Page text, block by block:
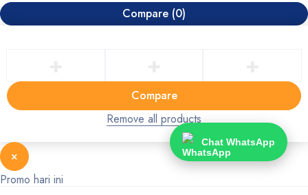
Compare (0)
Compare
Remove all products
×
Promo hari ini
Chat WhatsApp